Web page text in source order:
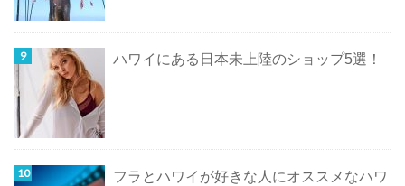
ハワイにある日本未上陸のショップ5選！
フラとハワイが好きな人にオススメなハワ